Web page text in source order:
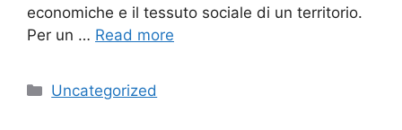
economiche e il tessuto sociale di un territorio.
Per un … Read more
Categories
Uncategorized